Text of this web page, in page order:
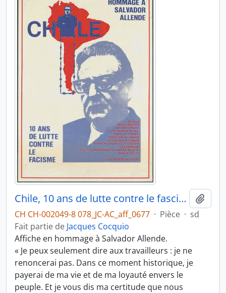
Chile, 10 ans de lutte contre le fascisme
CH CH-002049-8 078_JC-AC_aff_0677 · Pièce · sd
Fait partie de Jacques Cocquio
Affiche en hommage à Salvador Allende.
« Je peux seulement dire aux travailleurs : je ne
renoncerai pas. Dans ce moment historique, je
payerai de ma vie et de ma loyauté envers le
peuple. Et je vous dis ma certitude que nous